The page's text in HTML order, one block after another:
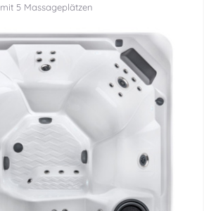
mit 5 Massageplätzen